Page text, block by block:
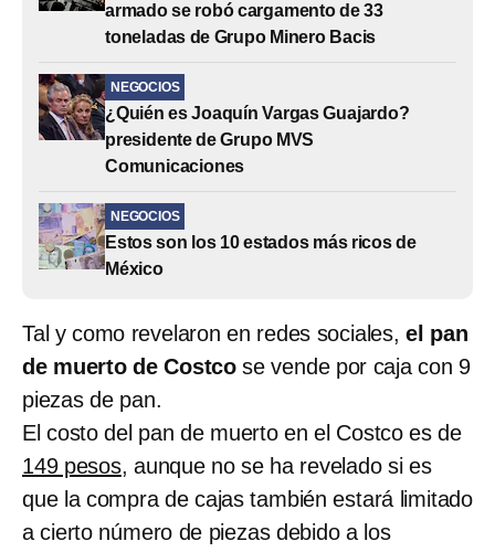
armado se robó cargamento de 33
toneladas de Grupo Minero Bacis
NEGOCIOS
¿Quién es Joaquín Vargas Guajardo?
presidente de Grupo MVS
Comunicaciones
NEGOCIOS
Estos son los 10 estados más ricos de
México
Tal y como revelaron en redes sociales,el pan
de muerto de Costcose vende por caja con 9
piezas de pan.
El costo del pan de muerto en el Costco es de
149 pesos, aunque no se ha revelado si es
que la compra de cajas también estará limitado
a cierto número de piezas debido a los